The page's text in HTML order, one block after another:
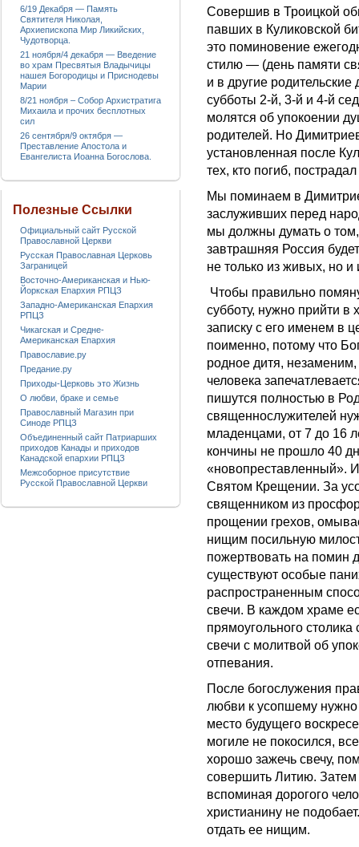
Совершив в Троицкой
павших в Куликовской
это поминовение
стилю — (день памяти
и в другие
субботы 2-й, 3-й и 4-й
молятся об упокоении
родителей. Но
установленная после
тех, кто погиб,
Мы поминаем в
заслуживших перед
мы должны думать о
завтрашняя Россия
не только из живых, но
Чтобы правильно
субботу, нужно прийти в
записку с его именем в
поименно, потому что
родное дитя,
человека
пишутся полностью в
священнослужителей
младенцами, от 7 до 16
кончины не прошло 40
«новопреставленный».
Святом Крещении. За
священником из
прощении грехов,
нищим посильную
пожертвовать на помин
существуют особые
распространенным
свечи. В каждом храме
прямоугольного
свечи с молитвой об
отпевания.
После богослужения
любви к усопшему нужно
место будущего
могиле не покосился,
хорошо зажечь свечу,
совершить Литию. Затем
вспоминая дорогого
христианину не
отдать ее нищим.
6/19 Декабря — Память
Святителя Николая,
Архиепископа Мир Ликийских,
Чудотворца.
21 ноября/4 декабря — Введение
во храм Пресвятыя Владычицы
нашея Богородицы и Приснодевы
Марии
8/21 ноября – Собор Архистратига
Михаила и прочих бесплотных
сил
26 сентября/9 октября —
Преставление Апостола и
Евангелиста Иоанна Богослова.
Полезные Ссылки
Официальный сайт Русской
Православной Церкви
Русская Православная Церковь
Заграницей
Восточно-Американская и Нью-
Йоркская Епархия РПЦЗ
Западно-Американская Епархия
РПЦЗ
Чикагская и Средне-
Американская Епархия
Православие.ру
Предание.ру
Приходы-Церковь это Жизнь
О любви, браке и семье
Православный Магазин при
Синоде РПЦЗ
Объединенный сайт Патриарших
приходов Канады и приходов
Канадской епархии РПЦЗ
Межсоборное присутствие
Русской Православной Церкви